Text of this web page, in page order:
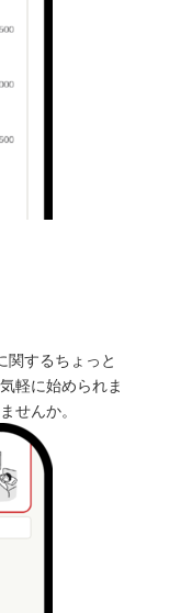
関するちょっと
軽に始められま
せんか。